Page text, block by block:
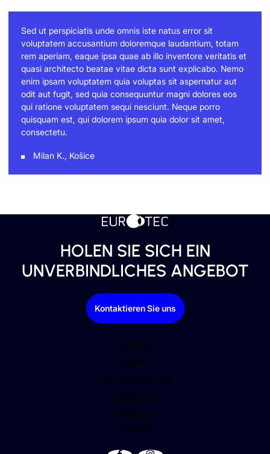
Sed ut perspiciatis unde omnis iste natus error sit
voluptatem accusantium doloremque laudantium, totam
rem aperiam, eaque ipsa quae ab illo inventore veritatis et
quasi architecto beatae vitae dicta sunt explicabo. Nemo
enim ipsam voluptatem quia voluptas sit aspernatur aut
odit aut fugit, sed quia consequuntur magni dolores eos
qui ratione voluptatem sequi nesciunt. Neque porro
quisquam est, qui dolorem ipsum quia dolor sit amet,
consectetu.
Milan K., Košice
HOLEN SIE SICH EIN
UNVERBINDLICHES ANGEBOT
Kontaktieren Sie uns
Startseite
Angebot
Automatisierung
Download
Über uns
Kontakt